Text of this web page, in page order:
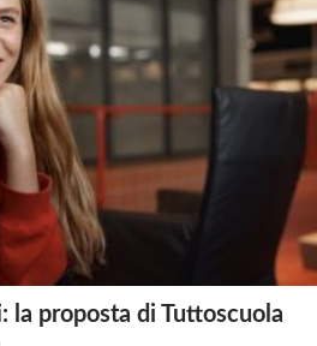
la proposta di Tuttoscuola